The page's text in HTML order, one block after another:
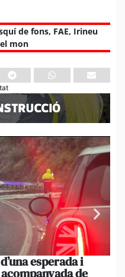
de fons, FAE, Irineu
mon
esperada i
de